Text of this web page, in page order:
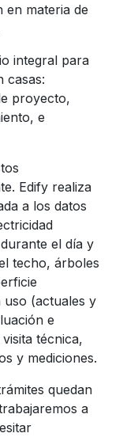
en materia de
integral para
casas:
proyecto,
e
Edify realiza
a los datos
el día y
techo, árboles
(actuales y
e
técnica,
y mediciones.
quedan
a